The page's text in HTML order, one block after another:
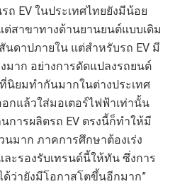
EV ในประเทศไทยยังมีน้อย
สาขาทางด้านยานยนต์แบบเดิม
นดาปภายใน แต่สำหรับรถ EV มี
าก อย่างการดัดแปลงรถยนต์
นิยมทำกันมากในต่างประเทศ
กแล้วใส่มอเตอร์ไฟฟ้าเท่านั้น
การผลิตรถ EV ตรงนี้ก็ทำให้มี
มาก ภาคการศึกษาต้องเร่ง
ะรองรับเทรนด์นี้ให้ทัน ซึ่งการ
ด้ว่ายังมีโอกาสโตขึ้นอีกมาก”